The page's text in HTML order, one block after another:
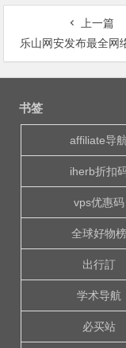
上一篇
乐山网安发布最全网络诈骗防范攻略，赶快转发让家人
文
书签
affiliate导航
iherb折扣
vps优惠码
全球好物榜
出行訂
学术导航
必买站